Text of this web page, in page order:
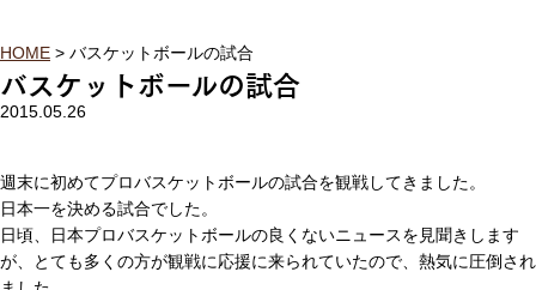
HOME > バスケットボールの試合
バスケットボールの試合
2015.05.26
週末に初めてプロバスケットボールの試合を観戦してきました。
日本一を決める試合でした。
日頃、日本プロバスケットボールの良くないニュースを見聞きします
が、とても多くの方が観戦に応援に来られていたので、熱気に圧倒され